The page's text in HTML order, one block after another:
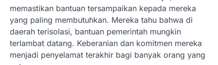
memastikan bantuan tersampaikan kepada mereka
yang paling membutuhkan. Mereka tahu bahwa di
daerah terisolasi, bantuan pemerintah mungkin
terlambat datang. Keberanian dan komitmen mereka
menjadi penyelamat terakhir bagi banyak orang yang